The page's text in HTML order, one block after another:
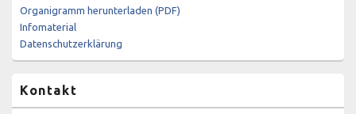
Organigramm herunterladen (PDF)
Infomaterial
Datenschutzerklärung
Kontakt